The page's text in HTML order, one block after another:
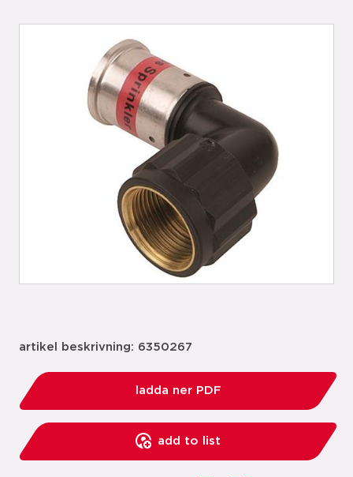
artikel beskrivning: 6350267
ladda ner PDF
add to list